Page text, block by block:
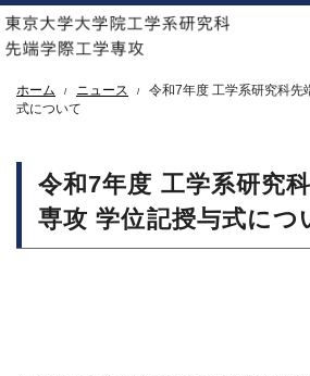
ホーム ニュース
令和7年度 工学系研究科先
式について
令和7年度 工学系研究
専攻 学位記授与式につ